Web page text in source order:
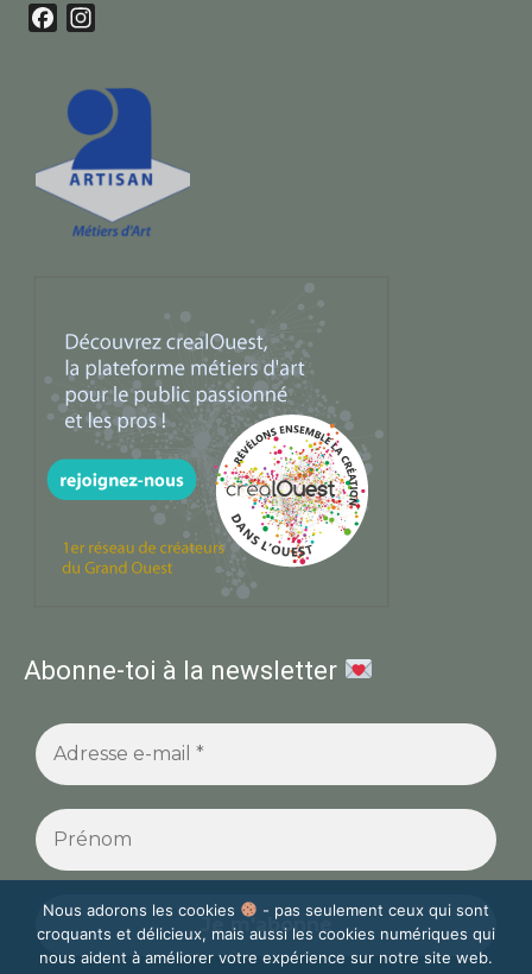
Facebook
Abonne-toi à la newsletter
Nous adorons les cookies
- pas seulement ceux qui sont
croquants et délicieux, mais aussi les cookies numériques qui
nous aident à améliorer votre expérience sur notre site web.